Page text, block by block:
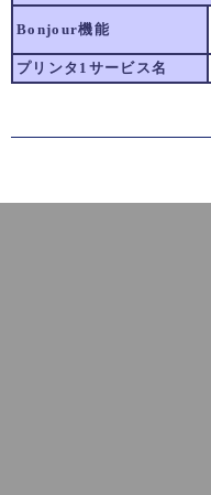
Bonjour機能
プリンタ1サービス名